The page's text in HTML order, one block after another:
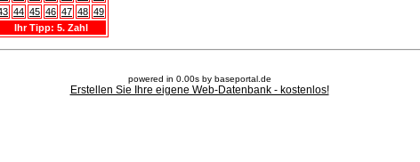
44 45 46 47 48 49
Ihr Tipp: 5. Zahl
powered in 0.00s by baseportal.de
Erstellen Sie Ihre eigene Web-Datenbank - kostenlos!